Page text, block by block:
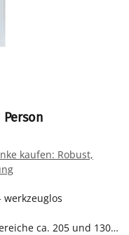
kaufen: Robust,
ca. 205 und 130